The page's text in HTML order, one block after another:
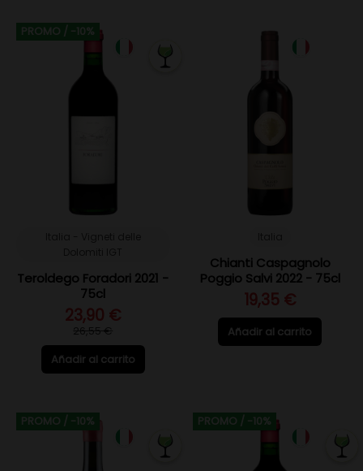
PROMO / -10%
Teroldego Foradori 2021 -
75cl
23,90 €
26,55 €
Añadir al carrito
Chianti Caspagnolo
Poggio Salvi 2022 - 75cl
19,35 €
Añadir al carrito
PROMO / -10% PROMO / -10%